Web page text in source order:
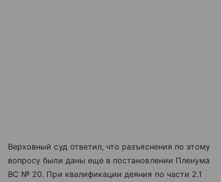
Верховный суд ответил, что разъяснения по этому
вопросу были даны еще в постановлении Пленума
ВС № 20. При квалификации деяния по части 2.1